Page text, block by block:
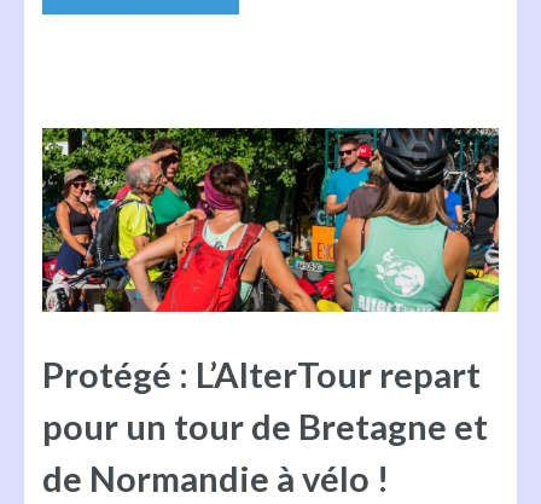
Protégé : L’AlterTour repart
pour un tour de Bretagne et
de Normandie à vélo !